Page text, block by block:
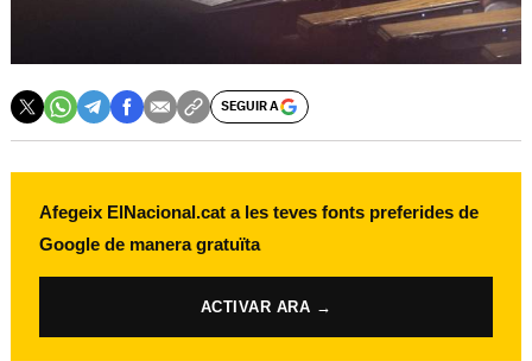
SEGUIR A
Afegeix ElNacional.cat a les teves fonts preferides de
Google de manera gratuïta
ACTIVAR ARA →